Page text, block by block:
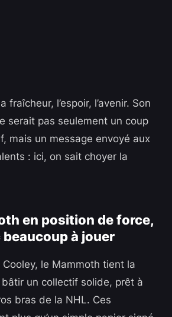
fraîcheur, l’espoir, l’avenir. Son
serait pas seulement un coup
mais un message envoyé aux
: ici, on sait choyer la
en position de force,
beaucoup à jouer
le Mammoth tient la
un collectif solide, prêt à
bras de la NHL. Ces